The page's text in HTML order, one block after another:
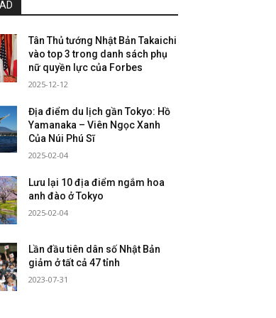
Tân Thủ tướng Nhật Bản Takaichi
vào top 3 trong danh sách phụ
nữ quyền lực của Forbes
2025-12-12
Địa điểm du lịch gần Tokyo: Hồ
Yamanaka – Viên Ngọc Xanh
Của Núi Phú Sĩ
2025-02-04
Lưu lại 10 địa điểm ngắm hoa
anh đào ở Tokyo
2025-02-04
Lần đầu tiên dân số Nhật Bản
giảm ở tất cả 47 tỉnh
2023-07-31